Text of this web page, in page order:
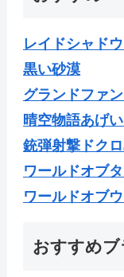
レイドシャド
黒い砂漠
グランドファ
晴空物語あげ
銃弾射撃ドク
ワールドオブ
ワールドオブ
おすすめ